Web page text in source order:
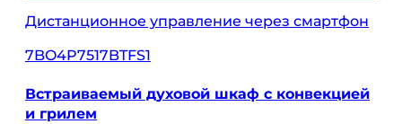
Дистанционное управление через смартфон
7BO4P7517BTFS1
Встраиваемый духовой шкаф с конвекцией
и грилем